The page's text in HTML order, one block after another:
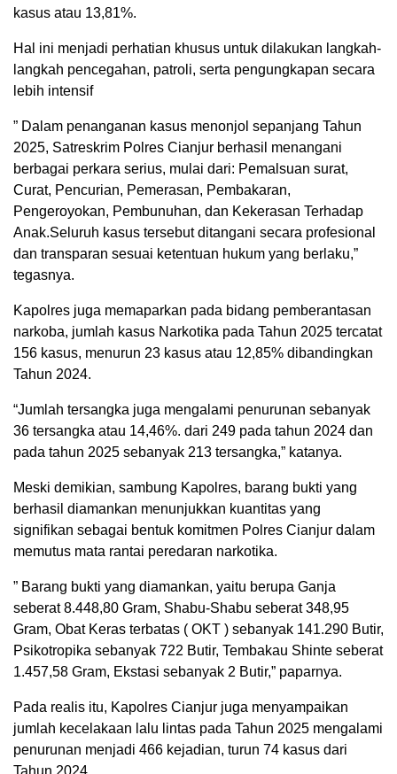
kasus atau 13,81%.
Hal ini menjadi perhatian khusus untuk dilakukan langkah-
langkah pencegahan, patroli, serta pengungkapan secara
lebih intensif
” Dalam penanganan kasus menonjol sepanjang Tahun
2025, Satreskrim Polres Cianjur berhasil menangani
berbagai perkara serius, mulai dari: Pemalsuan surat,
Curat, Pencurian, Pemerasan, Pembakaran,
Pengeroyokan, Pembunuhan, dan Kekerasan Terhadap
Anak.Seluruh kasus tersebut ditangani secara profesional
dan transparan sesuai ketentuan hukum yang berlaku,”
tegasnya.
Kapolres juga memaparkan pada bidang pemberantasan
narkoba, jumlah kasus Narkotika pada Tahun 2025 tercatat
156 kasus, menurun 23 kasus atau 12,85% dibandingkan
Tahun 2024.
“Jumlah tersangka juga mengalami penurunan sebanyak
36 tersangka atau 14,46%. dari 249 pada tahun 2024 dan
pada tahun 2025 sebanyak 213 tersangka,” katanya.
Meski demikian, sambung Kapolres, barang bukti yang
berhasil diamankan menunjukkan kuantitas yang
signifikan sebagai bentuk komitmen Polres Cianjur dalam
memutus mata rantai peredaran narkotika.
” Barang bukti yang diamankan, yaitu berupa Ganja
seberat 8.448,80 Gram, Shabu-Shabu seberat 348,95
Gram, Obat Keras terbatas ( OKT ) sebanyak 141.290 Butir,
Psikotropika sebanyak 722 Butir, Tembakau Shinte seberat
1.457,58 Gram, Ekstasi sebanyak 2 Butir,” paparnya.
Pada realis itu, Kapolres Cianjur juga menyampaikan
jumlah kecelakaan lalu lintas pada Tahun 2025 mengalami
penurunan menjadi 466 kejadian, turun 74 kasus dari
Tahun 2024.